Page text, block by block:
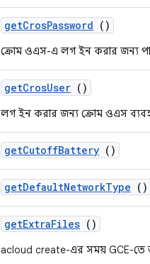
getCrosPassword ()
ক্রোম ওএস-এ লগ ইন করার জন্য
getCrosUser ()
লগ ইন করার জন্য ক্রোম ওএস
getCutoffBattery ()
getDefaultNetworkType ()
getExtraFiles ()
acloud create-এর সময় GCE-